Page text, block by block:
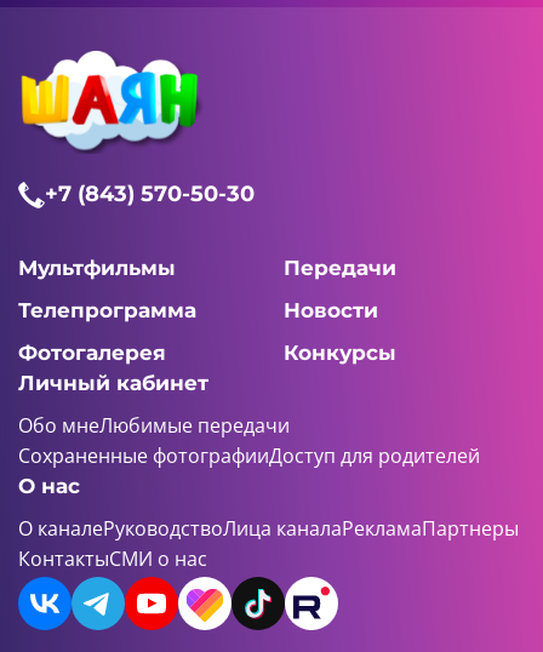
+7 (843) 570-50-30
Мультфильмы
Передачи
Телепрограмма
Новости
Фотогалерея
Конкурсы
Личный кабинет
Обо мнеЛюбимые передачи
Сохраненные фотографииДоступ для родителей
О нас
О каналеРуководствоЛица каналаРекламаПартнеры
КонтактыСМИ о нас